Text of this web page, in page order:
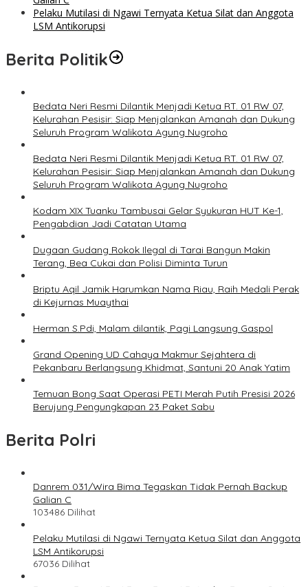
Pelaku Mutilasi di Ngawi Ternyata Ketua Silat dan Anggota
LSM Antikorupsi
Berita Politik
Bedata Neri Resmi Dilantik Menjadi Ketua RT. 01 RW 07,
Kelurahan Pesisir: Siap Menjalankan Amanah dan Dukung
Seluruh Program Walikota Agung Nugroho
Bedata Neri Resmi Dilantik Menjadi Ketua RT. 01 RW 07,
Kelurahan Pesisir: Siap Menjalankan Amanah dan Dukung
Seluruh Program Walikota Agung Nugroho
Kodam XIX Tuanku Tambusai Gelar Syukuran HUT Ke-1,
Pengabdian Jadi Catatan Utama
Dugaan Gudang Rokok Ilegal di Tarai Bangun Makin
Terang, Bea Cukai dan Polisi Diminta Turun
Briptu Aqil Jamik Harumkan Nama Riau, Raih Medali Perak
di Kejurnas Muaythai
Herman S.Pdi, Malam dilantik, Pagi Langsung Gaspol
Grand Opening UD Cahaya Makmur Sejahtera di
Pekanbaru Berlangsung Khidmat, Santuni 20 Anak Yatim
Temuan Bong Saat Operasi PETI Merah Putih Presisi 2026
Berujung Pengungkapan 23 Paket Sabu
Berita Polri
Danrem 031/Wira Bima Tegaskan Tidak Pernah Backup
Galian C
103486 Dilihat
Pelaku Mutilasi di Ngawi Ternyata Ketua Silat dan Anggota
LSM Antikorupsi
67036 Dilihat